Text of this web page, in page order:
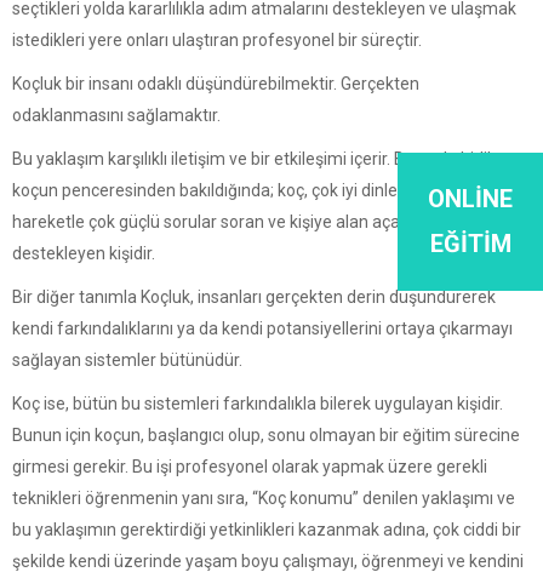
ONLINE
EĞITIM
seçtikleri yolda kararlılıkla adım atmalarını destekleyen ve ulaşmak
istedikleri yere onları ulaştıran profesyonel bir süreçtir.
Koçluk bir insanı odaklı düşündürebilmektir. Gerçekten
odaklanmasını sağlamaktır.
Bu yaklaşım karşılıklı iletişim ve bir etkileşimi içerir. Bununla birlikte
koçun penceresinden bakıldığında; koç, çok iyi dinleyip oradan
hareketle çok güçlü sorular soran ve kişiye alan açarak onu
destekleyen kişidir.
Bir diğer tanımla Koçluk, insanları gerçekten derin düşündürerek
kendi farkındalıklarını ya da kendi potansiyellerini ortaya çıkarmayı
sağlayan sistemler bütünüdür.
Koç ise, bütün bu sistemleri farkındalıkla bilerek uygulayan kişidir.
Bunun için koçun, başlangıcı olup, sonu olmayan bir eğitim sürecine
girmesi gerekir. Bu işi profesyonel olarak yapmak üzere gerekli
teknikleri öğrenmenin yanı sıra, “Koç konumu” denilen yaklaşımı ve
bu yaklaşımın gerektirdiği yetkinlikleri kazanmak adına, çok ciddi bir
şekilde kendi üzerinde yaşam boyu çalışmayı, öğrenmeyi ve kendini